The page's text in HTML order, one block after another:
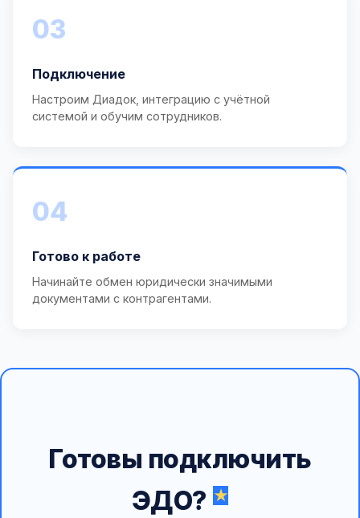
03
Подключение
Настроим Диадок, интеграцию с учётной
системой и обучим сотрудников.
04
Готово к работе
Начинайте обмен юридически значимыми
документами с контрагентами.
Готовы подключить
ЭДО?